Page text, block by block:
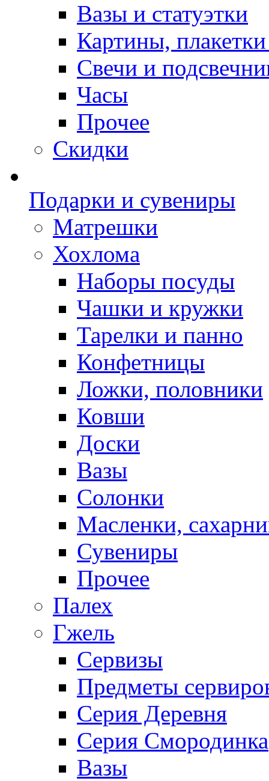
Вазы и статуэтки
Картины,
Свечи и
Часы
Прочее
Скидки
Подарки и сувениры
Матрешки
Хохлома
Наборы посуды
Чашки и кружки
Тарелки и панно
Конфетницы
Ложки, половники
Ковши
Доски
Вазы
Солонки
Масленки,
Сувениры
Прочее
Палех
Гжель
Сервизы
Предметы
Серия Деревня
Серия Смородинка
Вазы